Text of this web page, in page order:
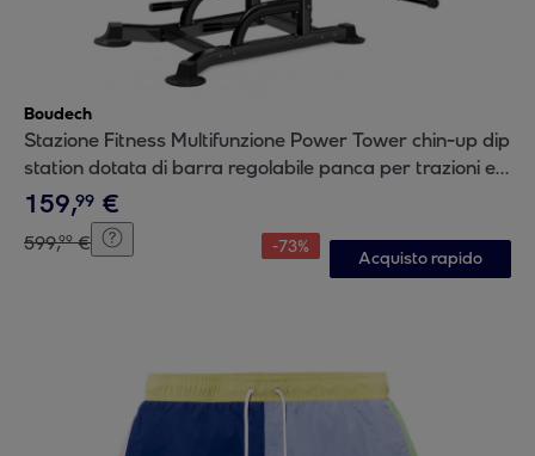
Boudech
Stazione Fitness Multifunzione Power Tower chin-up dip
station dotata di barra regolabile panca per trazioni e
addominali
159,99 €
599,99 € -73%
Acquisto rapido